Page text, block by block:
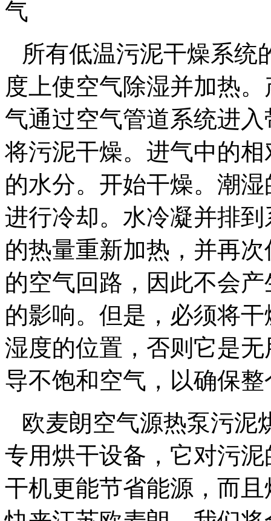
气
所有低温污泥干燥系统
度上使空气除湿并加热
气通过空气管道系统进
将污泥干燥。进气中的
的水分。开始干燥。潮
进行冷却。水冷凝并排
的热量重新加热，并再
的空气回路，因此不会
的影响。但是，必须将
湿度的位置，否则它是
导不饱和空气，以确保
欧麦朗空气源热泵污泥
专用烘干设备，它对污
干机更能节省能源，而